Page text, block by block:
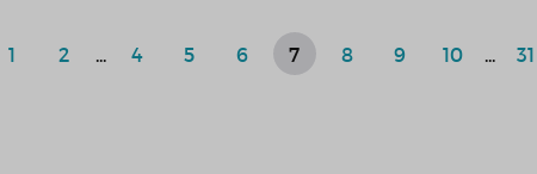
1 2 4 5 6 7 8 9 10 31